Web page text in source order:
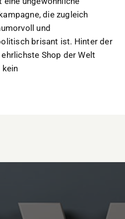
die zugleich
und
brisant ist. Hinter der
Shop der Welt